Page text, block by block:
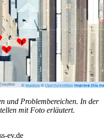
und Problembereichen. In der
mit Foto erläutert.
ev.de